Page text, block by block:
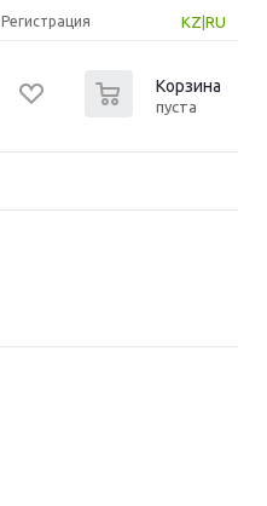
KZ RU
Регистрация
Корзина
пуста